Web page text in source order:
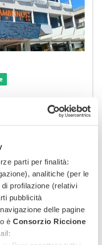
parti per finalità:
analitiche (per le
profilazione (relativi
pubblicità
delle pagine
è Consorzio Riccione
Ritrovo di appassionati e